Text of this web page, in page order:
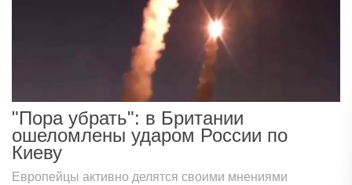
"Пора убрать": в Британии
ошеломлены ударом России по
Киеву
Европейцы активно делятся своими мнениями